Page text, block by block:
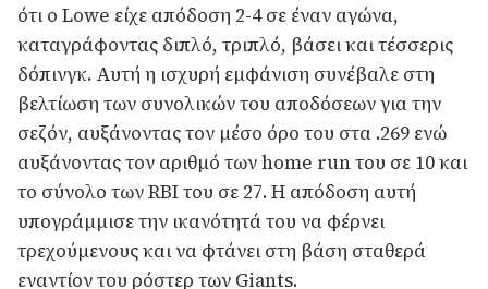
ότι ο Lowe είχε απόδοση 2-4 σε έναν αγώνα,
καταγράφοντας διπλό, τριπλό, βάσει και τέσσερις
δόπινγκ. Αυτή η ισχυρή εμφάνιση συνέβαλε στη
βελτίωση των συνολικών του αποδόσεων για την
σεζόν, αυξάνοντας τον μέσο όρο του στα .269 ενώ
αυξάνοντας τον αριθμό των home run του σε 10 και
το σύνολο των RBI του σε 27. Η απόδοση αυτή
υπογράμμισε την ικανότητά του να φέρνει
τρεχούμενους και να φτάνει στη βάση σταθερά
εναντίον του ρόστερ των Giants.